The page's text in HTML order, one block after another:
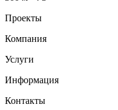
Проекты
Компания
Услуги
Информация
Контакты